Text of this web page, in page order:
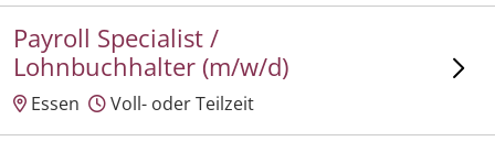
Payroll Specialist /
Lohnbuchhalter (m/w/d)
Essen Voll- oder Teilzeit